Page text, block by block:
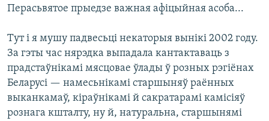
Перасьвятое прыедзе важная афіцыйная асоба...
Тут і я мушу падвесьці некаторыя вынікі 2002 году.
За гэты час нярэдка выпадала кантактаваць з
прадстаўнікамі мясцовае ўлады ў розных рэгіёнах
Беларусі — намесьнікамі старшыняў раённых
выканкамаў, кіраўнікамі й сакратарамі камісіяў
рознага кшталту, ну й, натуральна, старшынямі